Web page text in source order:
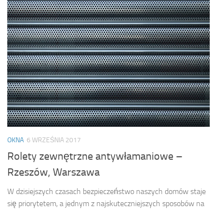
OKNA 6 WRZEŚNIA 2017
Rolety zewnętrzne antywłamaniowe –
Rzeszów, Warszawa
W dzisiejszych czasach bezpieczeństwo naszych domów staje
się priorytetem, a jednym z najskuteczniejszych sposobów na